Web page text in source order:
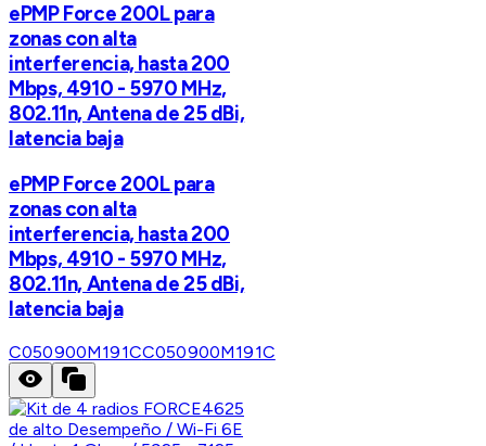
ePMP Force 200L para
zonas con alta
interferencia, hasta 200
Mbps, 4910 - 5970 MHz,
802.11n, Antena de 25 dBi,
latencia baja
ePMP Force 200L para
zonas con alta
interferencia, hasta 200
Mbps, 4910 - 5970 MHz,
802.11n, Antena de 25 dBi,
latencia baja
C050900M191CC050900M191C